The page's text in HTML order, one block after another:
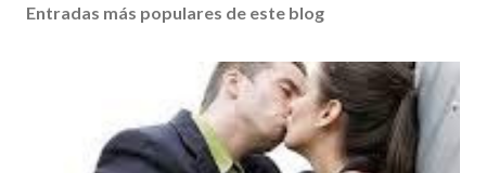
Entradas más populares de este blog